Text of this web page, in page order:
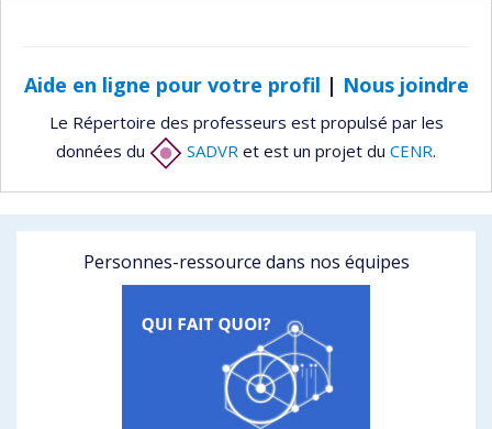
Aide en ligne pour votre profil | Nous joindre
Le Répertoire des professeurs est propulsé par les
données du
SADVR et est un projet du CENR.
Personnes-ressource dans nos équipes